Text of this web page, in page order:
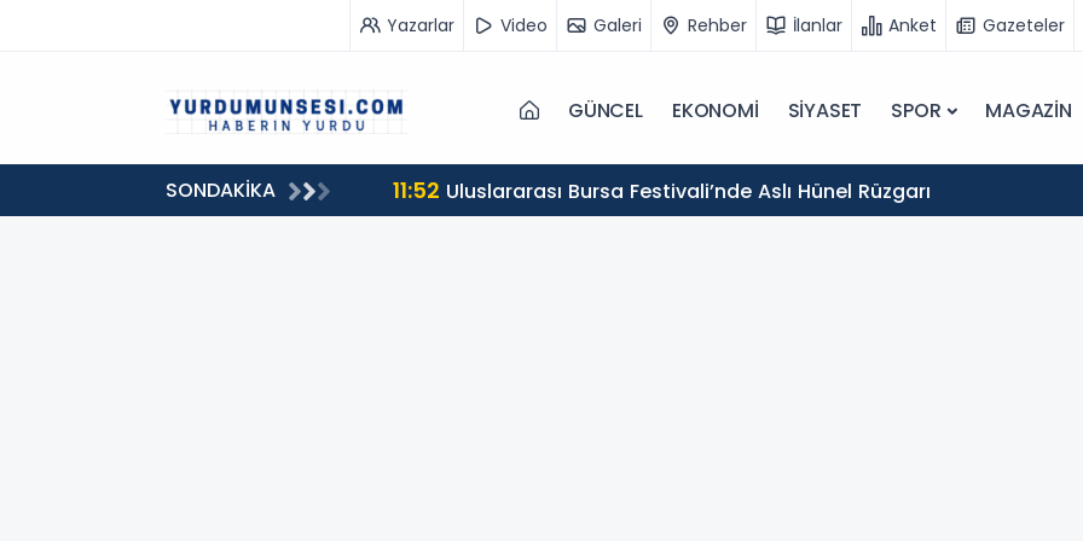
Yazarlar Video Galeri Rehber İlanlar Anket Gazeteler
GÜNCEL EKONOMİ SİYASET SPOR MAGAZİN
SONDAKİKA 11:52 Uluslararası Bursa Festivali’nde Aslı Hünel Rüzgarı